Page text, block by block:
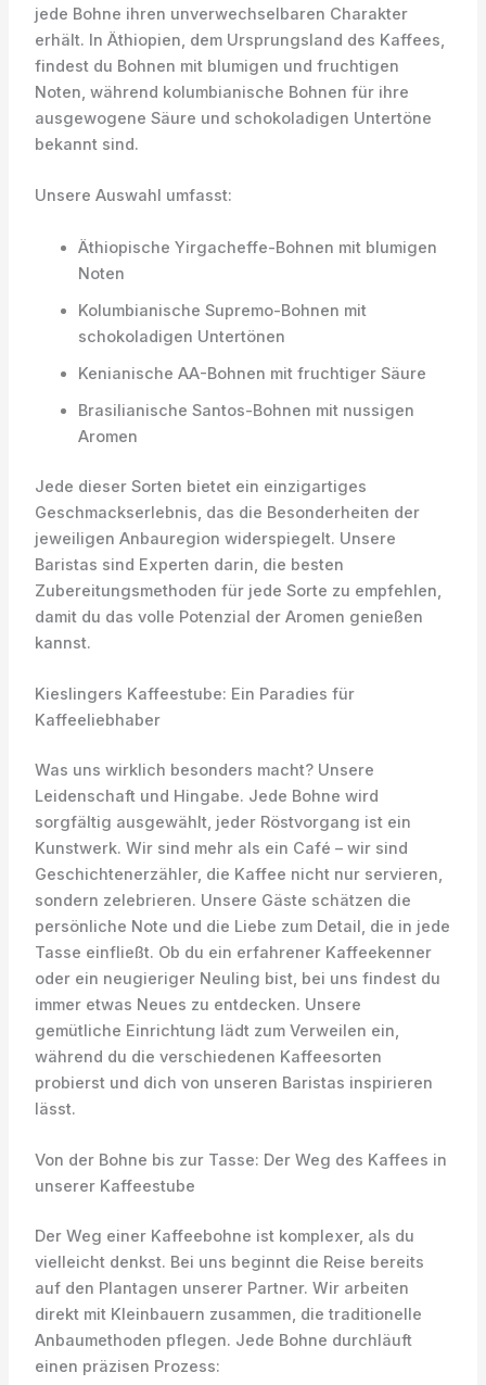
jede Bohne ihren unverwechselbaren Charakter
erhält. In Äthiopien, dem Ursprungsland des Kaffees,
findest du Bohnen mit blumigen und fruchtigen
Noten, während kolumbianische Bohnen für ihre
ausgewogene Säure und schokoladigen Untertöne
bekannt sind.
Unsere Auswahl umfasst:
Äthiopische Yirgacheffe-Bohnen mit blumigen
Noten
Kolumbianische Supremo-Bohnen mit
schokoladigen Untertönen
Kenianische AA-Bohnen mit fruchtiger Säure
Brasilianische Santos-Bohnen mit nussigen
Aromen
Jede dieser Sorten bietet ein einzigartiges
Geschmackserlebnis, das die Besonderheiten der
jeweiligen Anbauregion widerspiegelt. Unsere
Baristas sind Experten darin, die besten
Zubereitungsmethoden für jede Sorte zu empfehlen,
damit du das volle Potenzial der Aromen genießen
kannst.
Kieslingers Kaffeestube: Ein Paradies für
Kaffeeliebhaber
Was uns wirklich besonders macht? Unsere
Leidenschaft und Hingabe. Jede Bohne wird
sorgfältig ausgewählt, jeder Röstvorgang ist ein
Kunstwerk. Wir sind mehr als ein Café – wir sind
Geschichtenerzähler, die Kaffee nicht nur servieren,
sondern zelebrieren. Unsere Gäste schätzen die
persönliche Note und die Liebe zum Detail, die in jede
Tasse einfließt. Ob du ein erfahrener Kaffeekenner
oder ein neugieriger Neuling bist, bei uns findest du
immer etwas Neues zu entdecken. Unsere
gemütliche Einrichtung lädt zum Verweilen ein,
während du die verschiedenen Kaffeesorten
probierst und dich von unseren Baristas inspirieren
lässt.
Von der Bohne bis zur Tasse: Der Weg des Kaffees in
unserer Kaffeestube
Der Weg einer Kaffeebohne ist komplexer, als du
vielleicht denkst. Bei uns beginnt die Reise bereits
auf den Plantagen unserer Partner. Wir arbeiten
direkt mit Kleinbauern zusammen, die traditionelle
Anbaumethoden pflegen. Jede Bohne durchläuft
einen präzisen Prozess: